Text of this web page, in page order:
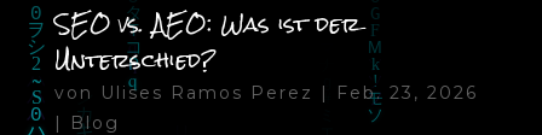
SEO vs. AEO: Was ist der
Unterschied?
von Ulises Ramos Perez |
Feb. 23, 2026
|
Blog